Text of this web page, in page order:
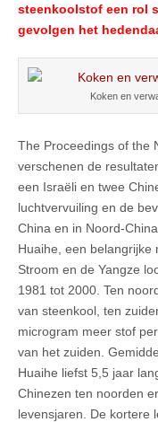
steenkoolstof een rol
gevolgen het
Koken en
The Proceedings of the
verschenen de
een Israëli en twee
luchtvervuiling en de
China en in Noord-
Huaihe, een belangrijke
Stroom en de Yangze
1981 tot 2000. Ten
van steenkool, ten
microgram meer stof
van het zuiden.
Huaihe liefst 5,5 jaar
Chinezen ten noorden
levensjaren. De kortere